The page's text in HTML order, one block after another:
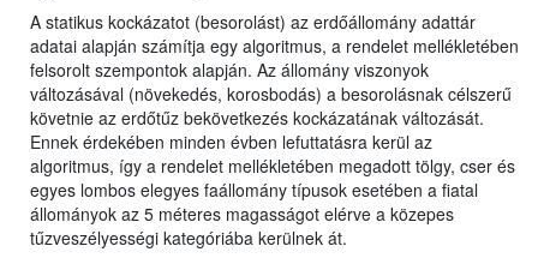
A statikus kockázatot (besorolást) az erdőállomány adattár
adatai alapján számítja egy algoritmus, a rendelet mellékletében
felsorolt szempontok alapján. Az állomány viszonyok
változásával (növekedés, korosbodás) a besorolásnak célszerű
követnie az erdőtűz bekövetkezés kockázatának változását.
Ennek érdekében minden évben lefuttatásra kerül az
algoritmus, így a rendelet mellékletében megadott tölgy, cser és
egyes lombos elegyes faállomány típusok esetében a fiatal
állományok az 5 méteres magasságot elérve a közepes
tűzveszélyességi kategóriába kerülnek át.